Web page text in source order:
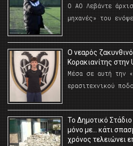
Ο ΑΟ Λεβάντε
μηχανές» του
O νεαρός
Κορακιανίτης
Μέσα σε αυτή την
ερασιτεχνικού
Το Δημοτικό
μόνο με… κάτι
χρόνος τελειώνει